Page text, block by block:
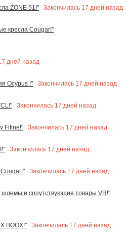
ZONE 51!"
Закончилась 17 дней назад
кресла Cougar!"
дней назад
Ocypus !"
Закончилась 17 дней назад
Закончилась 17 дней назад
Fifine!"
Закончилась 17 дней назад
Закончилась 17 дней назад
Закончилась 17 дней назад
шлемы и сопутствующие товары VR!"
BOOX!"
Закончилась 17 дней назад